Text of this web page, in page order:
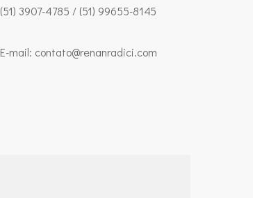
(51) 3907-4785 / (51) 99655-8145
E-mail: contato@renanradici.com